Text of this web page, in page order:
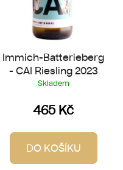
Immich-Batterieberg
- CAI Riesling 2023
Skladem
465 Kč
DO KOŠÍKU